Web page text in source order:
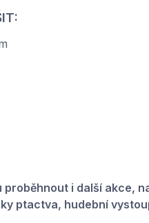
i další akce,
ptactva, hudební